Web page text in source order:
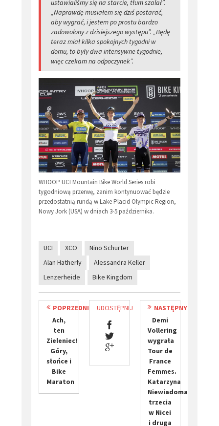
ustawialiśmy się na starcie, tłum szalał”.
„Naprawdę musiałem się dziś postarać,
aby wygrać, i jestem po prostu bardzo
zadowolony z dzisiejszego występu”. „Będę
teraz miał kilka spokojnych tygodni w
domu, to były dwa intensywne tygodnie,
więc czekam na odpoczynek”.
WHOOP UCI Mountain Bike World Series robi
tygodniową przerwę, zanim kontynuować będzie
przedostatnią rundą w Lake Placid Olympic Region,
Nowy Jork (USA) w dniach 3-5 października.
UCI XCO
Nino Schurter
Alan Hatherly
Alessandra Keller
Lenzerheide
Bike Kingdom
POPRZEDNI
​Ach,
ten
Zieleniec!
Góry,
słońce i
Bike
Maraton
UDOSTĘPNIJ
NASTĘPNY
Demi
Vollering
wygrała
Tour de
France
Femmes.
Katarzyna
Niewiadoma
trzecia
w Nicei
i druga